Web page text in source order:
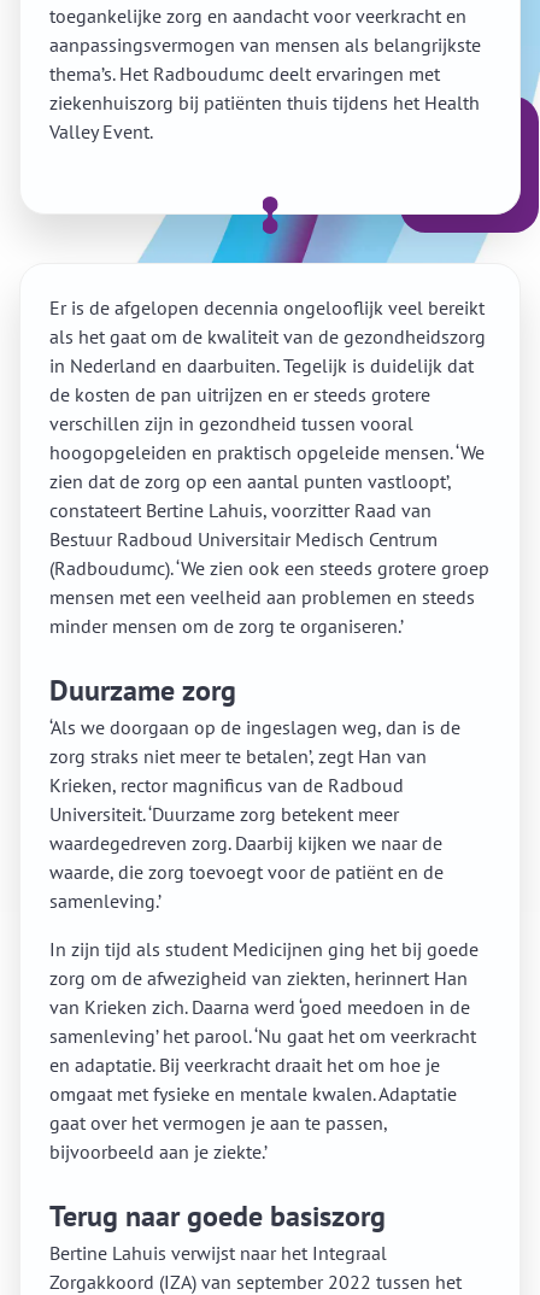
toegankelijke zorg en aandacht voor veerkracht en
aanpassingsvermogen van mensen als belangrijkste
thema’s. Het Radboudumc deelt ervaringen met
ziekenhuiszorg bij patiënten thuis tijdens het Health
Valley Event.
Er is de afgelopen decennia ongelooflijk veel bereikt
als het gaat om de kwaliteit van de gezondheidszorg
in Nederland en daarbuiten. Tegelijk is duidelijk dat
de kosten de pan uitrijzen en er steeds grotere
verschillen zijn in gezondheid tussen vooral
hoogopgeleiden en praktisch opgeleide mensen. ‘We
zien dat de zorg op een aantal punten vastloopt’,
constateert Bertine Lahuis, voorzitter Raad van
Bestuur Radboud Universitair Medisch Centrum
(Radboudumc). ‘We zien ook een steeds grotere groep
mensen met een veelheid aan problemen en steeds
minder mensen om de zorg te organiseren.’
Duurzame zorg
‘Als we doorgaan op de ingeslagen weg, dan is de
zorg straks niet meer te betalen’, zegt Han van
Krieken, rector magnificus van de Radboud
Universiteit. ‘Duurzame zorg betekent meer
waardegedreven zorg. Daarbij kijken we naar de
waarde, die zorg toevoegt voor de patiënt en de
samenleving.’
In zijn tijd als student Medicijnen ging het bij goede
zorg om de afwezigheid van ziekten, herinnert Han
van Krieken zich. Daarna werd ‘goed meedoen in de
samenleving’ het parool. ‘Nu gaat het om veerkracht
en adaptatie. Bij veerkracht draait het om hoe je
omgaat met fysieke en mentale kwalen. Adaptatie
gaat over het vermogen je aan te passen,
bijvoorbeeld aan je ziekte.’
Terug naar goede basiszorg
Bertine Lahuis verwijst naar het Integraal
Zorgakkoord (IZA) van september 2022 tussen het